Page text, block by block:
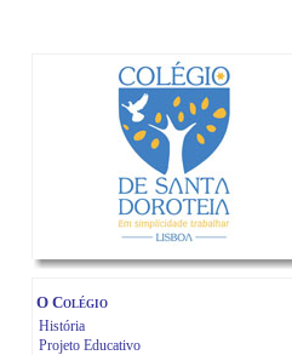
O Colégio
História
Projeto Educativo